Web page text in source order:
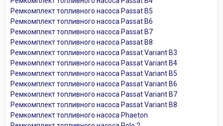
Ремкомплект топливного насоса Passat B5
Ремкомплект топливного насоса Passat B6
Ремкомплект топливного насоса Passat B7
Ремкомплект топливного насоса Passat B8
Ремкомплект топливного насоса Passat Variant B3
Ремкомплект топливного насоса Passat Variant B4
Ремкомплект топливного насоса Passat Variant B5
Ремкомплект топливного насоса Passat Variant B6
Ремкомплект топливного насоса Passat Variant B7
Ремкомплект топливного насоса Passat Variant B8
Ремкомплект топливного насоса Phaeton